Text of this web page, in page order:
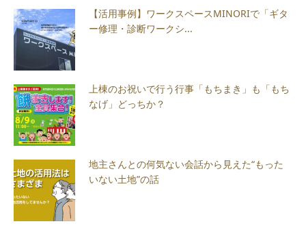
【活用事例】ワークスペースMINORIで「ギタ
ー修理・診断ワークシ...
上棟のお祝いで行う行事「もちまき」も「もち
なげ」どっちか？
地主さんとの何気ない会話から見えた“もった
いない土地”の話